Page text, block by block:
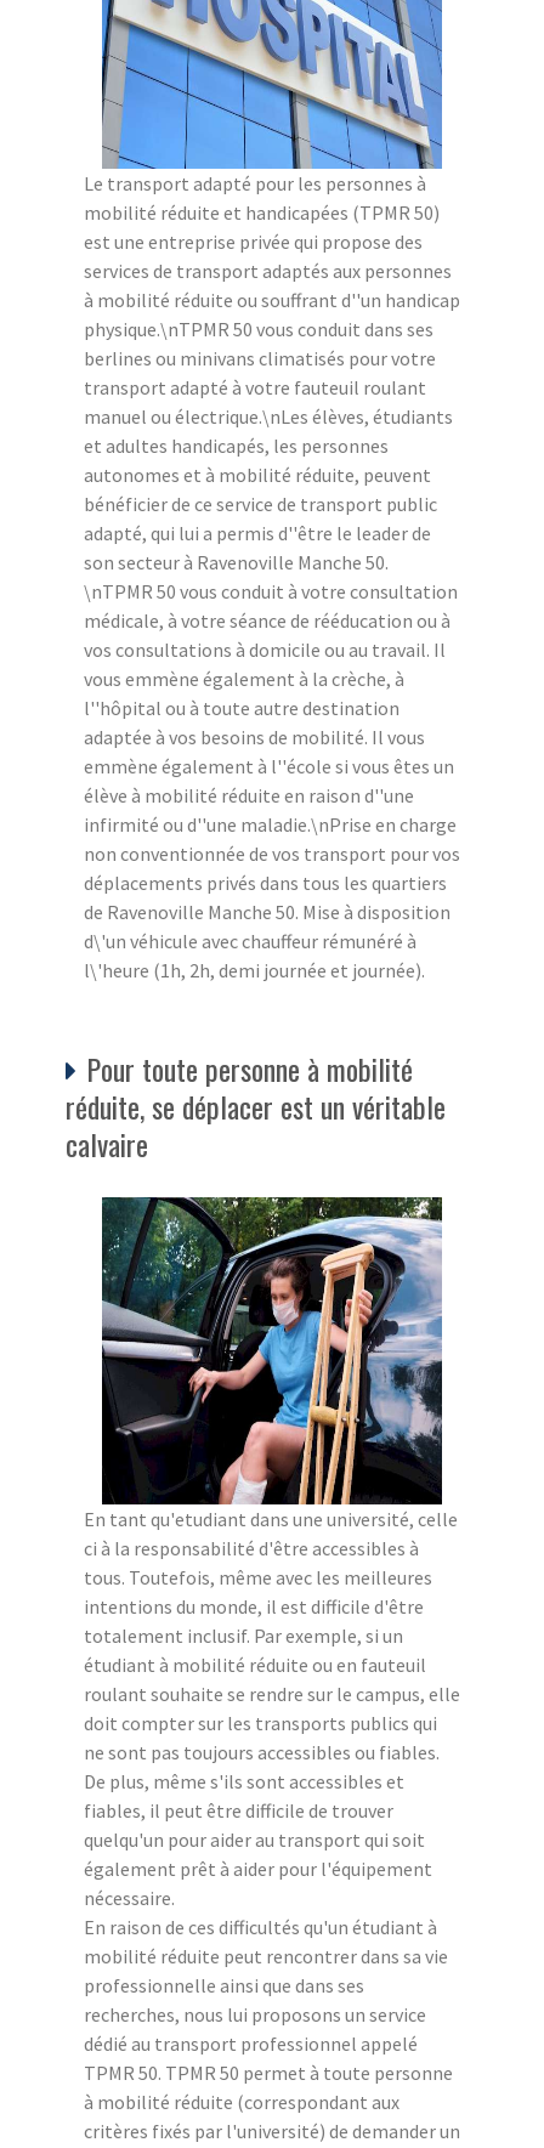
Le transport adapté pour les personnes à
mobilité réduite et handicapées (TPMR 50)
est une entreprise privée qui propose des
services de transport adaptés aux personnes
à mobilité réduite ou souffrant d''un handicap
physique.\nTPMR 50 vous conduit dans ses
berlines ou minivans climatisés pour votre
transport adapté à votre fauteuil roulant
manuel ou électrique.\nLes élèves, étudiants
et adultes handicapés, les personnes
autonomes et à mobilité réduite, peuvent
bénéficier de ce service de transport public
adapté, qui lui a permis d''être le leader de
son secteur à Ravenoville Manche 50.
\nTPMR 50 vous conduit à votre consultation
médicale, à votre séance de rééducation ou à
vos consultations à domicile ou au travail. Il
vous emmène également à la crèche, à
l''hôpital ou à toute autre destination
adaptée à vos besoins de mobilité. Il vous
emmène également à l''école si vous êtes un
élève à mobilité réduite en raison d''une
infirmité ou d''une maladie.\nPrise en charge
non conventionnée de vos transport pour vos
déplacements privés dans tous les quartiers
de Ravenoville Manche 50. Mise à disposition
d\'un véhicule avec chauffeur rémunéré à
l\'heure (1h, 2h, demi journée et journée).
Pour toute personne à mobilité
réduite, se déplacer est un véritable
calvaire
En tant qu'etudiant dans une université, celle
ci à la responsabilité d'être accessibles à
tous. Toutefois, même avec les meilleures
intentions du monde, il est difficile d'être
totalement inclusif. Par exemple, si un
étudiant à mobilité réduite ou en fauteuil
roulant souhaite se rendre sur le campus, elle
doit compter sur les transports publics qui
ne sont pas toujours accessibles ou fiables.
De plus, même s'ils sont accessibles et
fiables, il peut être difficile de trouver
quelqu'un pour aider au transport qui soit
également prêt à aider pour l'équipement
nécessaire.
En raison de ces difficultés qu'un étudiant à
mobilité réduite peut rencontrer dans sa vie
professionnelle ainsi que dans ses
recherches, nous lui proposons un service
dédié au transport professionnel appelé
TPMR 50. TPMR 50 permet à toute personne
à mobilité réduite (correspondant aux
critères fixés par l'université) de demander un